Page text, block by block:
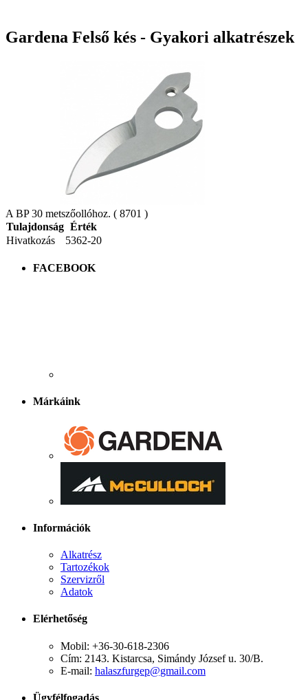
Gardena Felső kés - Gyakori alkatrészek
A BP 30 metszőollóhoz. ( 8701 )
Tulajdonság Érték
Hivatkozás
5362-20
FACEBOOK
Márkáink
Információk
Alkatrész
Tartozékok
Szervizről
Adatok
Elérhetőség
Mobil: +36-30-618-2306
Cím: 2143. Kistarcsa, Simándy József u. 30/B.
E-mail: halaszfurgep@gmail.com
Ügyfélfogadás